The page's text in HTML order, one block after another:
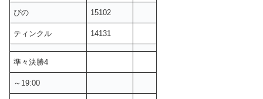
ぴの 15102
ティンクル 14131
準々決勝4
～19:00